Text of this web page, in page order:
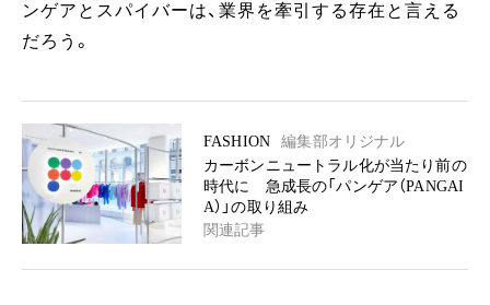
ンゲアとスパイバーは、業界を牽引する存在と言える
だろう。
FASHION
編集部オリジナル
カーボンニュートラル化が当たり前の
時代に 急成長の「パンゲア（PANGAI
A）」の取り組み
関連記事